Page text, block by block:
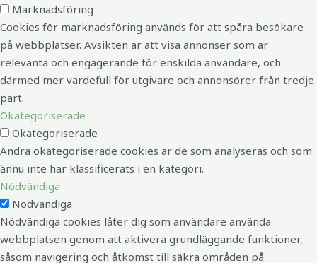
Marknadsföring
Cookies för marknadsföring används för att spåra besökare
på webbplatser. Avsikten är att visa annonser som är
relevanta och engagerande för enskilda användare, och
därmed mer värdefull för utgivare och annonsörer från tredje
part.
Okategoriserade
Okategoriserade
Andra okategoriserade cookies är de som analyseras och som
ännu inte har klassificerats i en kategori.
Nödvändiga
Nödvändiga
Nödvändiga cookies låter dig som användare använda
webbplatsen genom att aktivera grundläggande funktioner,
såsom navigering och åtkomst till säkra områden på